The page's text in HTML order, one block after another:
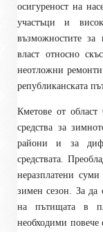
осигуреност на
участъци и
възможностите за
власт относно
неотложни ремонти
републиканската
Кметове от област
средства за
райони и за
средствата.
неразплатени
зимен сезон. За да
на пътищата в
необходими повече